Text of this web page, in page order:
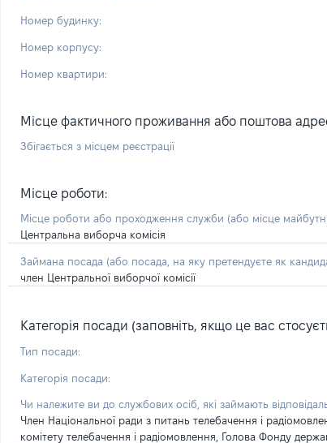
Номер будинку:
Номер корпусу:
Номер квартири:
Місце фактичного проживання або поштова
Збігається з місцем реєстрації
Місце роботи:
Місце роботи або проходження служби (або місце
Центральна виборча комісія
Займана посада (або посада, на яку претендуєте як
член Центральної виборчої комісії
Категорія посади (заповніть, якщо це вас
Тип посади:
Категорія посади:
Чи належите ви до службових осіб, які займають
Член Національної ради з питань телебачення і
комітету телебачення і радіомовлення, Голова Фонду